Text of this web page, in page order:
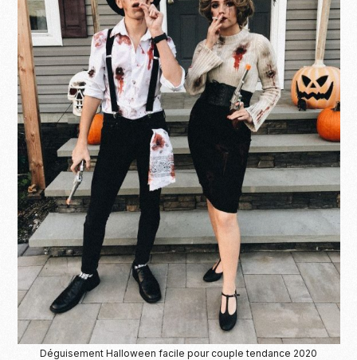
Déguisement Halloween facile pour couple tendance 2020